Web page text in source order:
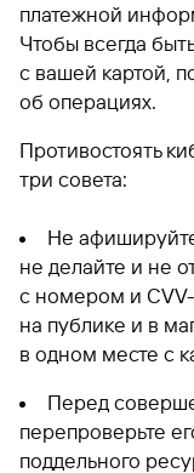
платежной
Чтобы всегда
с вашей картой,
об операциях.
Противостоять
три совета:
Не
не делайте и не
с номером и
на публике и в
в одном месте с
Перед
перепроверьте
поддельного